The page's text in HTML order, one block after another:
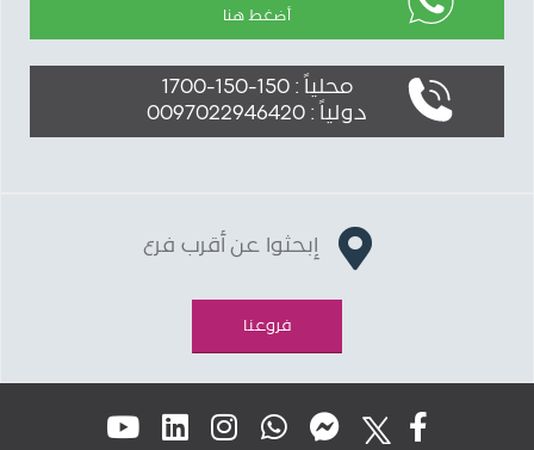
أضغط هنا
محلياً : 150-150-1700
دولياً : 0097022946420
إبحثوا عن أقرب فرع
فروعنا